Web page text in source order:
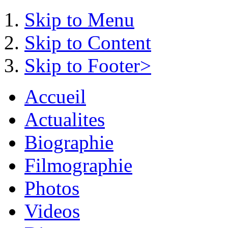
Skip to Menu
Skip to Content
Skip to Footer>
Accueil
Actualites
Biographie
Filmographie
Photos
Videos